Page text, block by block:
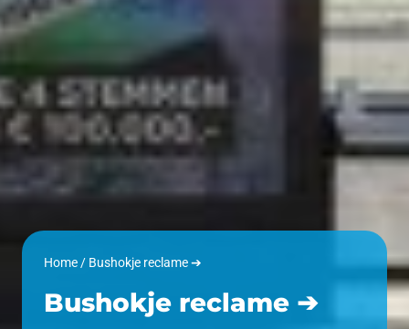
Home/ Bushokje reclame ➔
Bushokje reclame ➔